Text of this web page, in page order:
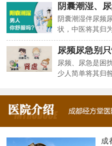
阴囊潮湿、
阴囊潮湿伴尿频
状，中医将其归
尿频尿急别
尿频、尿急是困
少人简单将其归
成